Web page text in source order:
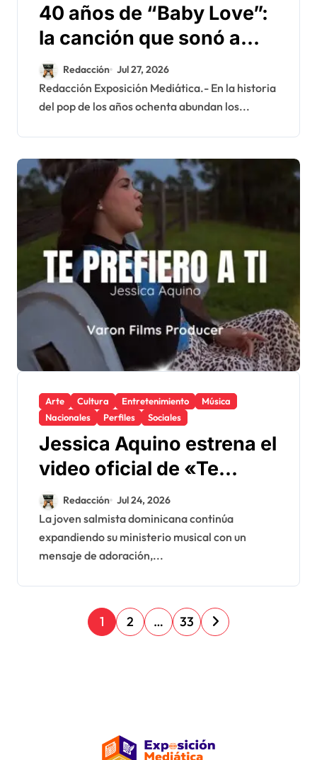
40 años de “Baby Love”:
la canción que sonó a
Madonna, pero convirtió
a Regina en estrella
Redacción Jul 27, 2026
Redacción Exposición Mediática.- En la historia
del pop de los años ochenta abundan los...
Arte Cultura Entretenimiento
Música
Nacionales
Perfiles Sociales
Jessica Aquino estrena el
video oficial de «Te
Prefiero A Ti», una
producción de Varón Film
Producer
Redacción Jul 24, 2026
La joven salmista dominicana continúa
expandiendo su ministerio musical con un
mensaje de adoración,...
P
a
1 2 … 33